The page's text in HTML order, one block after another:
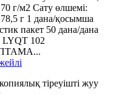
г/м2 Сату өлшемі:
г 1 дана/қосымша
пакет 50 дана/дана
102